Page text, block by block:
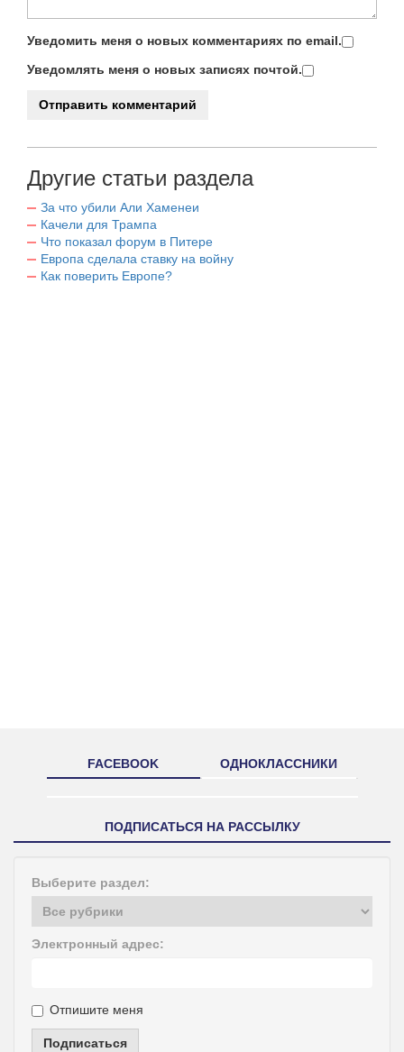
Уведомить меня о новых комментариях по email.
Уведомлять меня о новых записях почтой.
Другие статьи раздела
За что убили Али Хаменеи
Качели для Трампа
Что показал форум в Питере
Европа сделала ставку на войну
Как поверить Европе?
FACEBOOK ОДНОКЛАССНИКИ
ПОДПИСАТЬСЯ НА РАССЫЛКУ
Выберите раздел:
Электронный адрес:
Отпишите меня
Подписаться